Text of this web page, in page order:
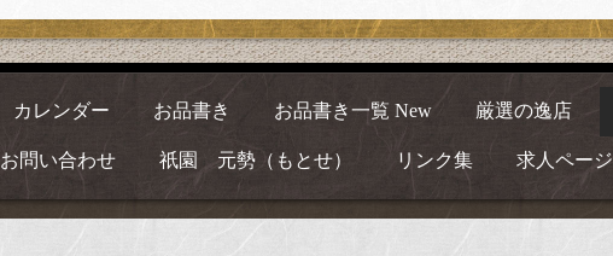
カレンダー お品書き お品書き一覧 New 厳選の逸店
お問い合わせ 祇園 元勢（もとせ） リンク集 求人ページ